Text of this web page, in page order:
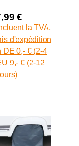
mm
Prix de vente :
€
Prix régulier :
la TVA,
d'expédition
DE 0,- € (2-4
9,- € (2-12